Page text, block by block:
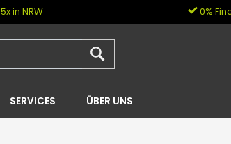
5x in NRW 0%
SERVICES ÜBER UNS